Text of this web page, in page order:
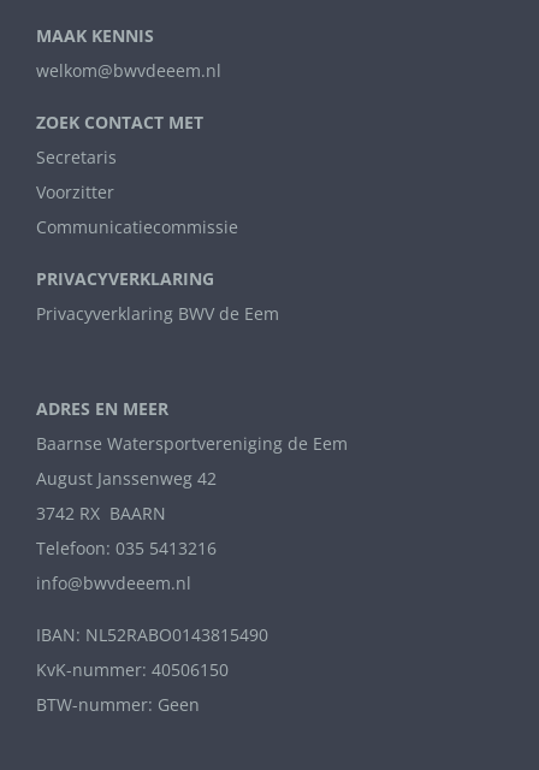
MAAK KENNIS
welkom@bwvdeeem.nl
ZOEK CONTACT MET
Secretaris
Voorzitter
Communicatiecommissie
PRIVACYVERKLARING
Privacyverklaring BWV de Eem
ADRES EN MEER
Baarnse Watersportvereniging de Eem
August Janssenweg 42
3742 RX BAARN
Telefoon: 035 5413216
info@bwvdeeem.nl
IBAN: NL52RABO0143815490
KvK-nummer: 40506150
BTW-nummer: Geen